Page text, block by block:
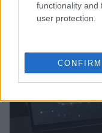
functionality and
user protection.
CONFIRM
Linda Pellegrini · 6 Ago